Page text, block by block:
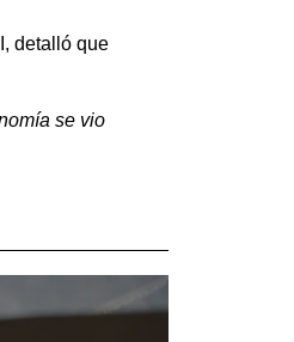
detalló que
se vio